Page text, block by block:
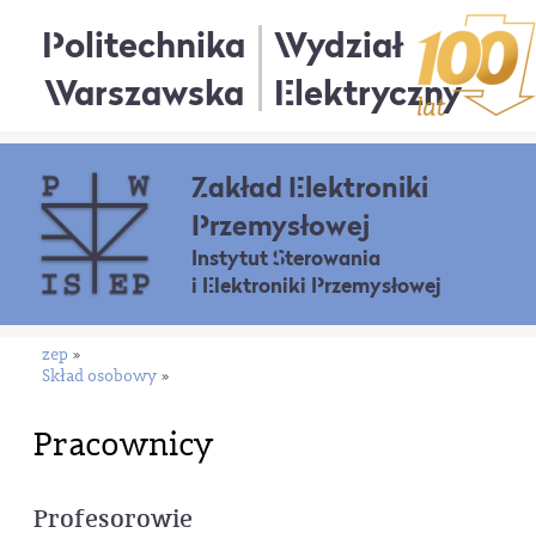
Politechnika
Warszawska
Wydział
Elektryczny
Zakład Elektroniki
Przemysłowej
Instytut Sterowania
i Elektroniki Przemysłowej
zep »
Skład osobowy »
Pracownicy
Profesorowie